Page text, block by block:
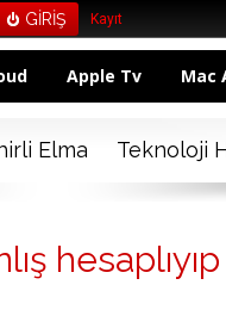
Kayıt
Apple Tv Mac
Elma Teknoloji